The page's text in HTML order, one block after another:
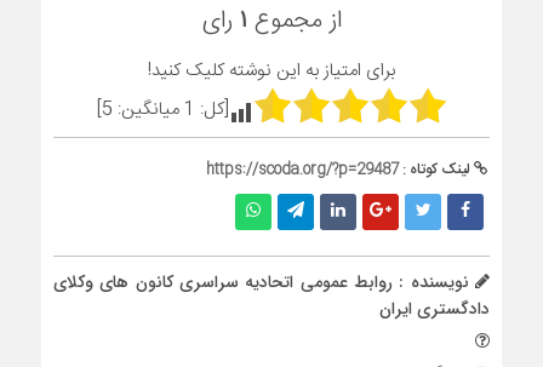
از مجموع ۱ رای
برای امتیاز به این نوشته کلیک کنید!
[کل: 1 میانگین: 5
]
لینک کوتاه :https://scoda.org/?p=29487
نویسنده : روابط عمومی اتحادیه سراسری کانون های وکلای
دادگستری ایران